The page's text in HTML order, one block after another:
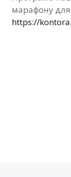
марафону
https://